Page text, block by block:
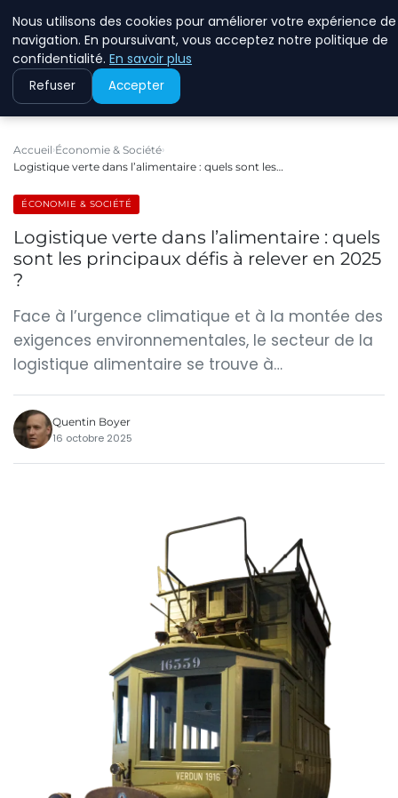
Accueil Économie & Société
Logistique verte dans l’alimentaire : quels sont les…
ÉCONOMIE & SOCIÉTÉ
Logistique verte dans l’alimentaire : quels
sont les principaux défis à relever en 2025
?
Face à l’urgence climatique et à la montée des
exigences environnementales, le secteur de la
logistique alimentaire se trouve à…
Quentin Boyer
16 octobre 2025
Nous utilisons des cookies pour améliorer votre expérience de
navigation. En poursuivant, vous acceptez notre politique de
confidentialité. En savoir plus
Refuser Accepter